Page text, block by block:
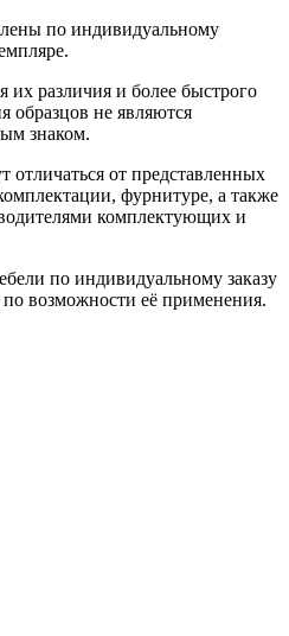
по индивидуальному
различия и более быстрого
образцов не являются
знаком.
отличаться от представленных
фурнитуре, а также
комплектующих и
по индивидуальному заказу
возможности её применения.